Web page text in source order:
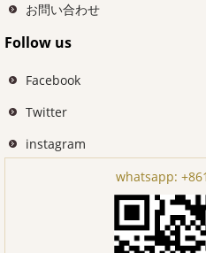
お問い合わせ
Follow us
Facebook
Twitter
instagram
whatsapp: